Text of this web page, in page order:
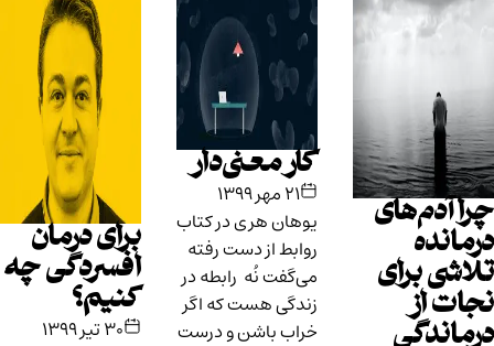
چرا آدم‌های
درمانده
تلاشی برای
نجات از
درماندگی
کار معنی‌دار
۲۱ مهر ۱۳۹۹
یوهان هری در کتاب
روابط از دست رفته
می‌گفت نُه رابطه در
زندگی هست که اگر
خراب باشن و درست
برای درمان
افسردگی چه
کنیم؟
۳۰ تیر ۱۳۹۹